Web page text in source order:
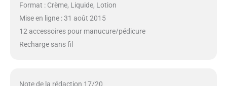
Format : Crème, Liquide, Lotion
Mise en ligne : 31 août 2015
12 accessoires pour manucure/pédicure
Recharge sans fil
Note de la rédaction 17/20